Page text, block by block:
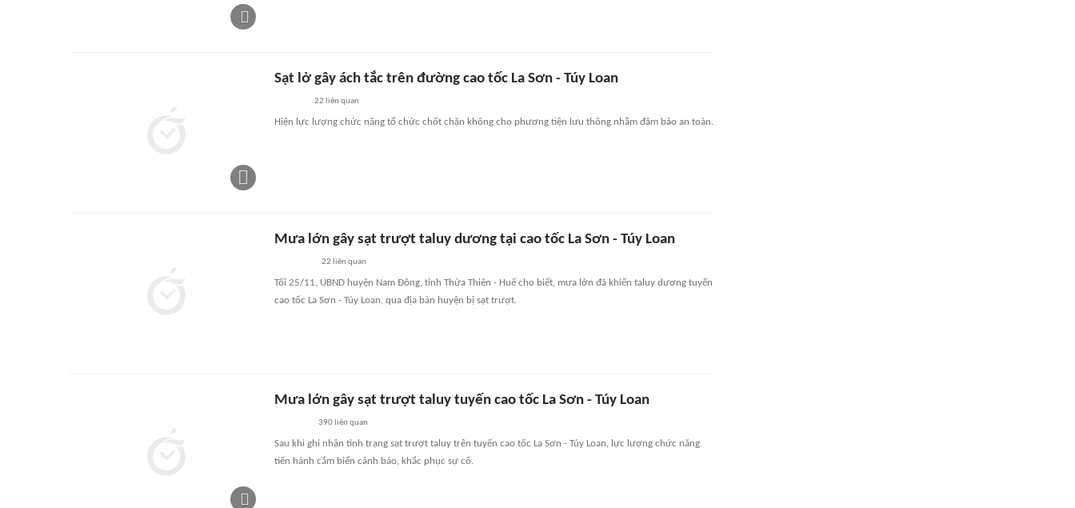
Sạt lở gây ách tắc trên đường cao tốc La Sơn - Túy Loan
22 liên quan
Hiện lực lượng chức năng tổ chức chốt chặn không cho phương tiện lưu thông nhằm đảm bảo an toàn.
Mưa lớn gây sạt trượt taluy dương tại cao tốc La Sơn - Túy Loan
22 liên quan
Tối 25/11, UBND huyện Nam Đông, tỉnh Thừa Thiên - Huế cho biết, mưa lớn đã khiến taluy dương tuyến
cao tốc La Sơn - Túy Loan, qua địa bàn huyện bị sạt trượt.
Mưa lớn gây sạt trượt taluy tuyến cao tốc La Sơn - Túy Loan
390liên quan
Sau khi ghi nhận tình trạng sạt trượt taluy trên tuyến cao tốc La Sơn - Túy Loan, lực lượng chức năng
tiến hành cắm biển cảnh báo, khắc phục sự cố.